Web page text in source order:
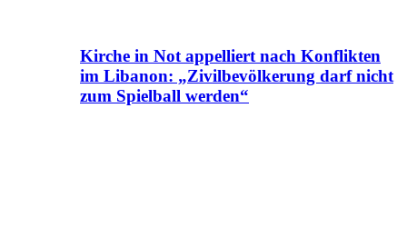
Kirche in Not appelliert nach Konflikten
im Libanon: „Zivilbevölkerung darf nicht
zum Spielball werden“